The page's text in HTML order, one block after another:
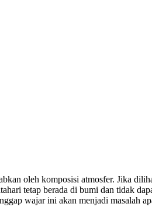
oleh komposisi atmosfer. Jika
tetap berada di bumi dan tidak
wajar ini akan menjadi masalah